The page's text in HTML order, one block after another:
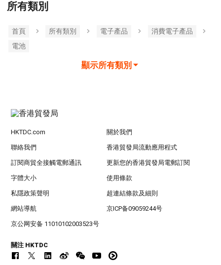
所有類別
首頁 所有類別 電子產品
消費電子產品
電池
顯示所有類別
HKTDC.com 關於我們
聯絡我們 香港貿發局流動應用程式
訂閱商貿全接觸電郵通訊 更新您的香港貿發局電郵訂閱
字體大小 使用條款
私隱政策聲明 超連結條款及細則
網站導航 京ICP备09059244号
京公网安备 11010102003523号
關注 HKTDC